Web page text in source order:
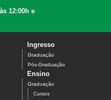
12:00h e
Ingresso
Graduação
Pós-Graduação
Ensino
Graduação
Cursos